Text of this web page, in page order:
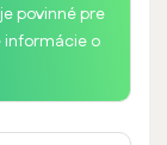
povinné pre
informácie o